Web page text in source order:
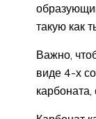
такую ​​как
Важно,
виде 4-х